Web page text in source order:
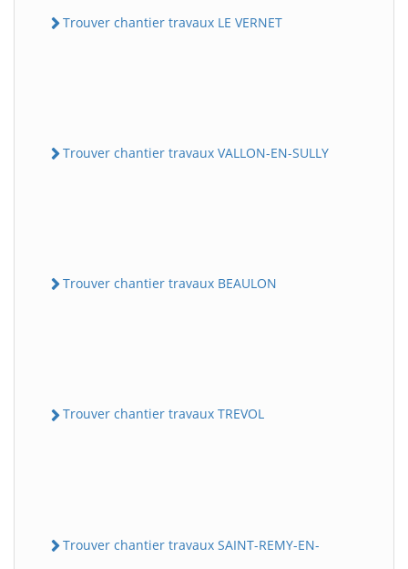
Trouver chantier travaux LE VERNET
Trouver chantier travaux VALLON-EN-SULLY
Trouver chantier travaux BEAULON
Trouver chantier travaux TREVOL
Trouver chantier travaux SAINT-REMY-EN-